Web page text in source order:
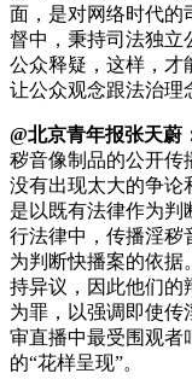
面，是对网络时代的
督中，秉持司法独立
公众释疑，这样，才
让公众观念跟法治理
@北京青年报张天蔚
秽音像制品的公开传
没有出现太大的争论
是以既有法律作为判
行法律中，传播淫秽
为判断快播案的依据
持异议，因此他们的
为罪，以强调即使传
审直播中最受围观者
的“花样呈现”。